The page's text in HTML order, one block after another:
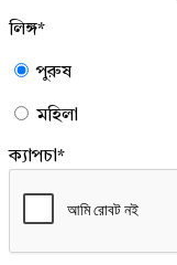
লিঙ্গ*
পুরুষ
মহিলা
ক্যাপচা*